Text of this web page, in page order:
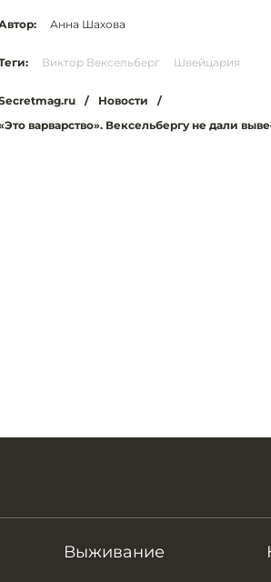
Анна Шахова
Виктор Вексельберг Швейцария
/ Новости
/
варварство». Вексельбергу не дали
Выживание